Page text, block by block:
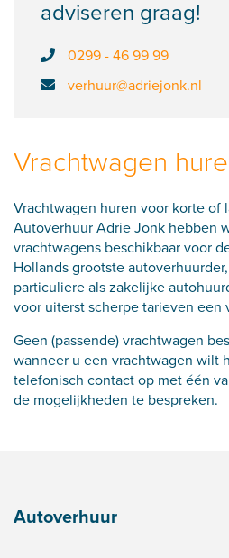
adviseren graag!
0299 - 46 99 99
verhuur@adriejonk.nl
Vrachtwagen
Vrachtwagen huren voor korte of
Autoverhuur Adrie Jonk hebben
vrachtwagens beschikbaar voor
Hollands grootste
particuliere als zakelijke
voor uiterst scherpe tarieven een
Geen (passende) vrachtwagen
wanneer u een vrachtwagen wilt
telefonisch contact op metéén
de mogelijkheden te bespreken.
Autoverhuur